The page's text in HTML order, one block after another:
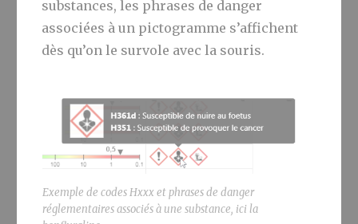
substances, les phrases de danger
associées à un pictogramme s’affichent
dès qu’on le survole avec la souris.
Exemple de codes Hxxx et phrases de danger
réglementaires associés à une substance, ici la